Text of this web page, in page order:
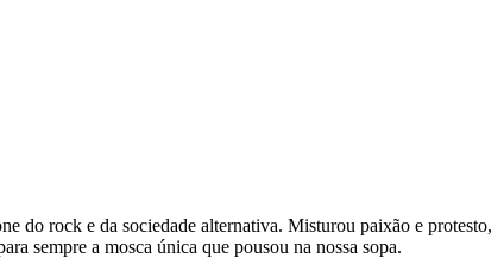
do rock e da sociedade alternativa. Misturou paixão e protesto,
sempre a mosca única que pousou na nossa sopa.